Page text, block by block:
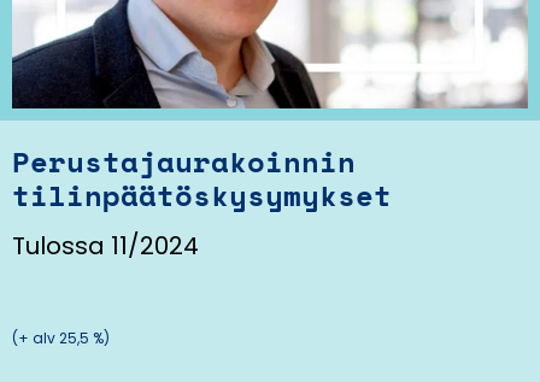
Perustajaurakoinnin
tilinpäätöskysymykset
Tulossa 11/2024
(+ alv 25,5 %)